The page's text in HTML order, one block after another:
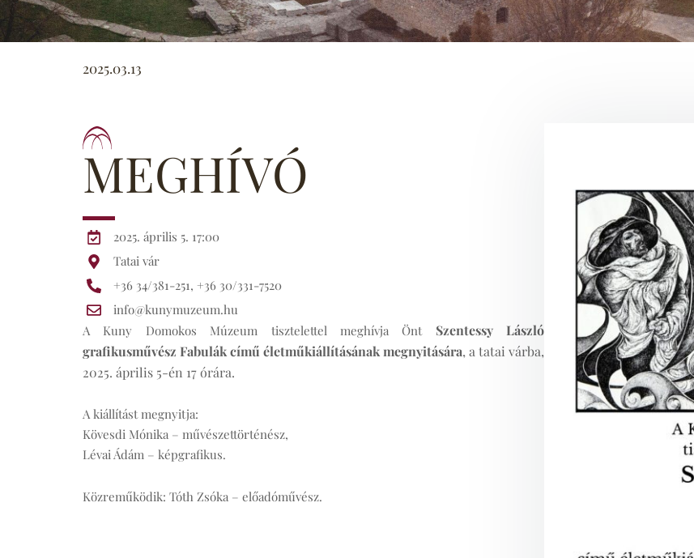
2025.03.13
MEGHÍVÓ
2025. április 5. 17:00
Tatai vár
+36 34/381-251, +36 30/331-7520
info@kunymuzeum.hu
A Kuny Domokos Múzeum tisztelettel meghívja Önt Szentessy László
grafikusművész Fabulák című életműkiállításának megnyitására, a tatai várba,
2025. április 5-én 17 órára.
A kiállítást megnyitja:
Kövesdi Mónika – művészettörténész,
Lévai Ádám – képgrafikus.
Közreműködik: Tóth Zsóka – előadóművész.